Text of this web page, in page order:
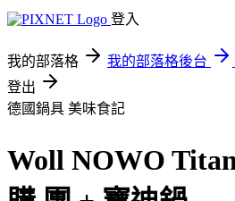
登入
我的部落格 我的部落格後台
登出
德國鍋具 美味食記
Woll NOWO